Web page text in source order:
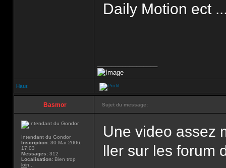
Daily Motion ect
Haut
Basmor Sujet du message:
Intendant du Gondor
Inscription: 30 Mar 2006,
17:03
Messages: 312
Localisation: Bien trop
loin...
Une video assez
ller sur les forum